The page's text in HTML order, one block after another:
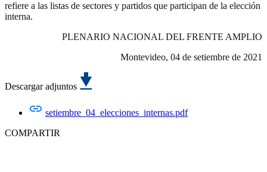
refiere a las listas de sectores y partidos que participan de la elección
interna.
PLENARIO NACIONAL DEL FRENTE AMPLIO
Montevideo, 04 de setiembre de 2021
Descargar adjuntos
setiembre_04_elecciones_internas.pdf
COMPARTIR